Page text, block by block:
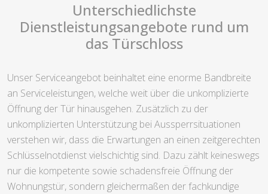
Unterschiedlichste
Dienstleistungsangebote rund um
das Türschloss
Unser Serviceangebot beinhaltet eine enorme Bandbreite
an Serviceleistungen, welche weit über die unkomplizierte
Öffnung der Tür hinausgehen. Zusätzlich zu der
unkomplizierten Unterstützung bei Aussperrsituationen
verstehen wir, dass die Erwartungen an einen zeitgerechten
Schlüsselnotdienst vielschichtig sind. Dazu zählt keineswegs
nur die kompetente sowie schadensfreie Öffnung der
Wohnungstür, sondern gleichermaßen der fachkundige